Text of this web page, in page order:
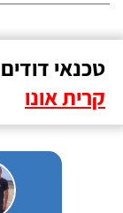
טכנאי
קרית אונו